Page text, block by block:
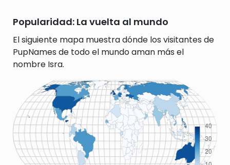
Popularidad: La vuelta al mundo
El siguiente mapa muestra dónde los visitantes de
PupNames de todo el mundo aman más el
nombre Isra.